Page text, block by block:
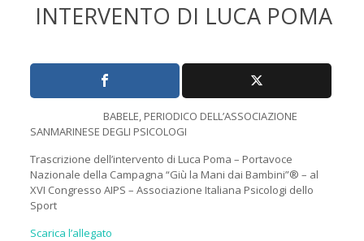
INTERVENTO DI LUCA POMA
BABELE, PERIODICO DELL’ASSOCIAZIONE
SANMARINESE DEGLI PSICOLOGI
Trascrizione dell’intervento di Luca Poma – Portavoce
Nazionale della Campagna “Giù la Mani dai Bambini”® – al
XVI Congresso AIPS – Associazione Italiana Psicologi dello
Sport
Scarica l’allegato